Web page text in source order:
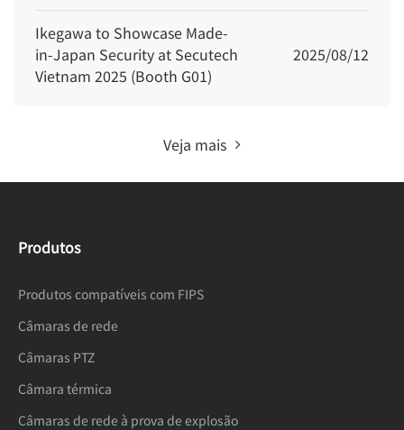
Ikegawa to Showcase Made-
in-Japan Security at Secutech
Vietnam 2025 (Booth G01)
2025/08/12
Veja mais
Produtos
Produtos compatíveis com FIPS
Câmaras de rede
Câmaras PTZ
Câmara térmica
Câmaras de rede à prova de explosão